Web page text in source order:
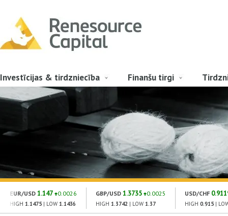
Investīcijas & tirdzniecība Finanšu tirgi
EUR/USD 1.147 0.0026
HIGH 1.1475 | LOW 1.1436
GBP/USD 1.3735 0.0025
HIGH 1.3742 | LOW 1.37
USD/CHF
HIGH 0.915 |